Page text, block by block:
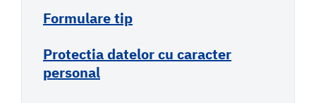
Formulare tip
Protectia datelor cu caracter
personal